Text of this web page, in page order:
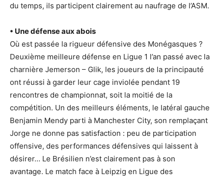
du temps, ils participent clairement au naufrage de l’ASM.
• Une défense aux abois
Où est passée la rigueur défensive des Monégasques ?
Deuxième meilleure défense en Ligue 1 l’an passé avec la
charnière Jemerson – Glik, les joueurs de la principauté
ont réussi à garder leur cage inviolée pendant 19
rencontres de championnat, soit la moitié de la
compétition. Un des meilleurs éléments, le latéral gauche
Benjamin Mendy parti à Manchester City, son remplaçant
Jorge ne donne pas satisfaction : peu de participation
offensive, des performances défensives qui laissent à
désirer… Le Brésilien n’est clairement pas à son
avantage. Le match face à Leipzig en Ligue des